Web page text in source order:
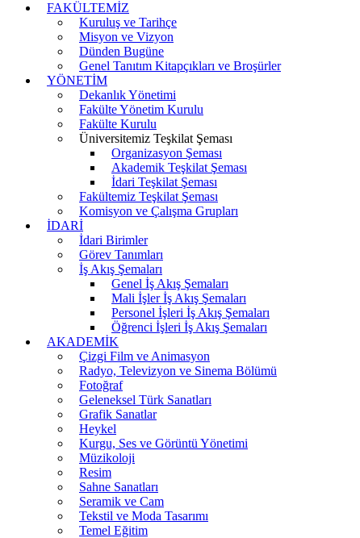
FAKÜLTEMİZ
Kuruluş ve Tarihçe
Misyon ve Vizyon
Dünden Bugüne
Genel Tanıtım Kitapçıkları ve Broşürler
YÖNETİM
Dekanlık Yönetimi
Fakülte Yönetim Kurulu
Fakülte Kurulu
Üniversitemiz Teşkilat Şeması
Organizasyon Şeması
Akademik Teşkilat Şeması
İdari Teşkilat Şeması
Fakültemiz Teşkilat Şeması
Komisyon ve Çalışma Grupları
İDARİ
İdari Birimler
Görev Tanımları
İş Akış Şemaları
Genel İş Akış Şemaları
Mali İşler İş Akış Şemaları
Personel İşleri İş Akış Şemaları
Öğrenci İşleri İş Akış Şemaları
AKADEMİK
Çizgi Film ve Animasyon
Radyo, Televizyon ve Sinema Bölümü
Fotoğraf
Geleneksel Türk Sanatları
Grafik Sanatlar
Heykel
Kurgu, Ses ve Görüntü Yönetimi
Müzikoloji
Resim
Sahne Sanatları
Seramik ve Cam
Tekstil ve Moda Tasarımı
Temel Eğitim